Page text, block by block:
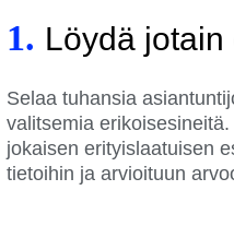
1. Löydä jotain
Selaa tuhansia
valitsemia erikoisesineitä.
jokaisen erityislaatuisen
tietoihin ja arvioituun